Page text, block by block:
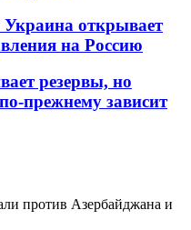
открывает
на Россию
резервы, но
прежнему зависит
против Азербайджана и